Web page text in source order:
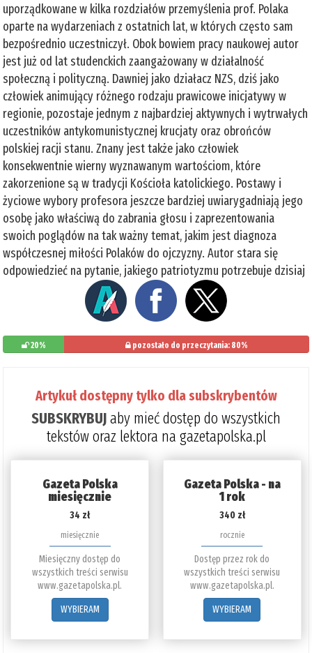
uporządkowane w kilka rozdziałów przemyślenia prof. Polaka
oparte na wydarzeniach z ostatnich lat, w których często sam
bezpośrednio uczestniczył. Obok bowiem pracy naukowej autor
jest już od lat studenckich zaangażowany w działalność
społeczną i polityczną. Dawniej jako działacz NZS, dziś jako
człowiek animujący różnego rodzaju prawicowe inicjatywy w
regionie, pozostaje jednym z najbardziej aktywnych i wytrwałych
uczestników antykomunistycznej krucjaty oraz obrońców
polskiej racji stanu. Znany jest także jako człowiek
konsekwentnie wierny wyznawanym wartościom, które
zakorzenione są w tradycji Kościoła katolickiego. Postawy i
życiowe wybory profesora jeszcze bardziej uwiarygadniają jego
osobę jako właściwą do zabrania głosu i zaprezentowania
swoich poglądów na tak ważny temat, jakim jest diagnoza
współczesnej miłości Polaków do ojczyzny. Autor stara się
odpowiedzieć na pytanie, jakiego patriotyzmu potrzebuje dzisiaj
20% pozostało do przeczytania: 80%
Artykuł dostępny tylko dla subskrybentów
SUBSKRYBUJaby mieć dostęp do wszystkich
tekstów oraz lektora na gazetapolska.pl
Gazeta Polska
miesięcznie
34 zł
miesięcznie
Miesięczny dostęp do
wszystkich treści serwisu
www.gazetapolska.pl.
WYBIERAM
Gazeta Polska - na
1 rok
340 zł
rocznie
Dostęp przez rok do
wszystkich treści serwisu
www.gazetapolska.pl.
WYBIERAM